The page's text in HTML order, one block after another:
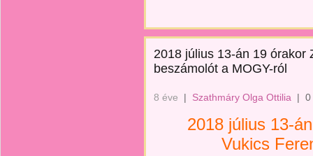
2018 július 13-án 19 órakor
beszámolót a MOGY-ról
8 éve | Szathmáry Olga Ottilia | 0
2018 július 13-
Vukics